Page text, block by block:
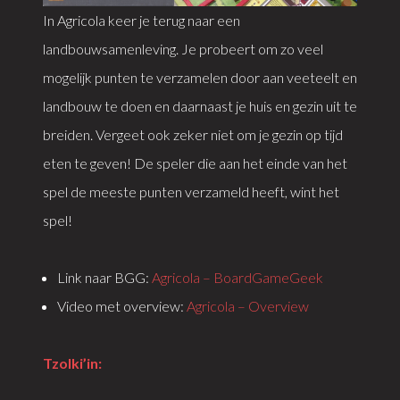
In Agricola keer je terug naar een
landbouwsamenleving. Je probeert om zo veel
mogelijk punten te verzamelen door aan veeteelt en
landbouw te doen en daarnaast je huis en gezin uit te
breiden. Vergeet ook zeker niet om je gezin op tijd
eten te geven! De speler die aan het einde van het
spel de meeste punten verzameld heeft, wint het
spel!
Link naar BGG: Agricola – BoardGameGeek
Video met overview: Agricola – Overview
Tzolki’in: